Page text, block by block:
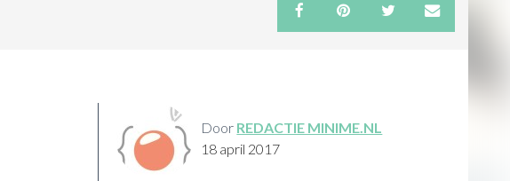
Door REDACTIE MINIME.NL
18 april 2017